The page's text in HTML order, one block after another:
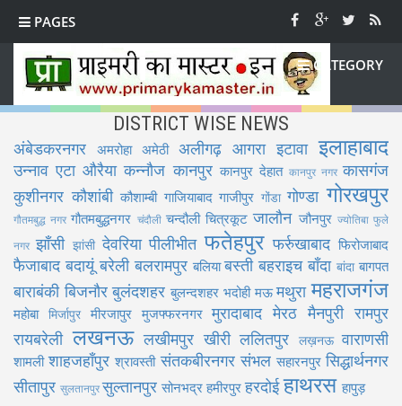
PAGES
CATEGORY
DISTRICT WISE NEWS
अंबेडकरनगर अमरोहा अमेठी अलीगढ़ आगरा इटावा इलाहाबाद
उन्नाव एटा औरैया कन्नौज कानपुर कानपुर देहात कानपुर नगर कासगंज
कुशीनगर कौशांबी कौशाम्बी गाजियाबाद गाजीपुर गोंडा गोण्डा गोरखपुर
गौतमबुद्ध नगर गौतमबुद्धनगर चंदौली चन्दौली चित्रकूट जालौन जौनपुर ज्योतिबा फुले
नगर झाँसी झांसी देवरिया पीलीभीत फतेहपुर फर्रुखाबाद फिरोजाबाद
फैजाबाद बदायूं बरेली बलरामपुर बलिया बस्ती बहराइच बाँदा बांदा बागपत
बाराबंकी बिजनौर बुलंदशहर बुलन्दशहर भदोही मऊ मथुरा महराजगंज
महोबा मिर्जापुर मीरजापुर मुजफ्फरनगर मुरादाबाद मेरठ मैनपुरी रामपुर
रायबरेली लखनऊ लखीमपुर खीरी ललितपुर लख़नऊ वाराणसी
शामली शाहजहाँपुर श्रावस्ती संतकबीरनगर संभल सहारनपुर सिद्धार्थनगर
सीतापुर सुलतानपुरसुल्तानपुर सोनभद्र हमीरपुर हरदोई हाथरस हापुड़